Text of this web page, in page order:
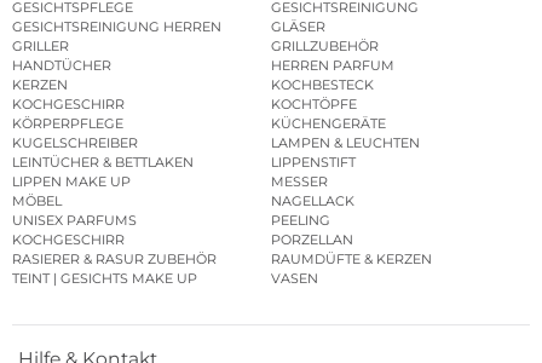
GESICHTSPFLEGE
GESICHTSREINIGUNG
GESICHTSREINIGUNG HERREN
GLÄSER
GRILLER
GRILLZUBEHÖR
HANDTÜCHER
HERREN PARFUM
KERZEN
KOCHBESTECK
KOCHGESCHIRR
KOCHTÖPFE
KÖRPERPFLEGE
KÜCHENGERÄTE
KUGELSCHREIBER
LAMPEN & LEUCHTEN
LEINTÜCHER & BETTLAKEN
LIPPENSTIFT
LIPPEN MAKE UP
MESSER
MÖBEL
NAGELLACK
UNISEX PARFUMS
PEELING
KOCHGESCHIRR
PORZELLAN
RASIERER & RASUR ZUBEHÖR
RAUMDÜFTE & KERZEN
TEINT | GESICHTS MAKE UP
VASEN